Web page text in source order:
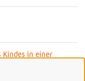
Kindes in einer